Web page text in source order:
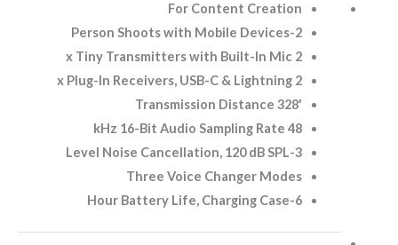
For Content Creation
2-Person Shoots with Mobile Devices
2 x Tiny Transmitters with Built-In Mic
2 x Plug-In Receivers, USB-C & Lightning
328′ Transmission Distance
48 kHz 16-Bit Audio Sampling Rate
3-Level Noise Cancellation, 120 dB SPL
Three Voice Changer Modes
6-Hour Battery Life, Charging Case